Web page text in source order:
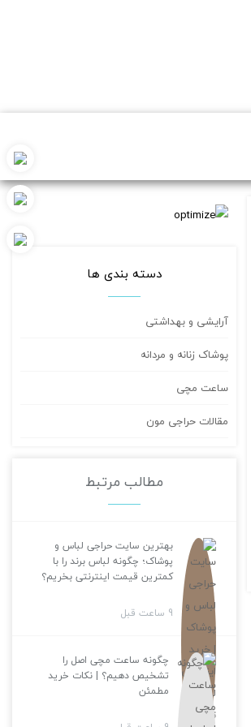
دسته بندی ها
آرایشی و بهداشتی
پوشاک زنانه و مردانه
ساعت مچی
مقالات حراجی مون
مطالب مرتبط
بهترین سایت حراجی لباس و
پوشاک؛ چگونه لباس برند را با
کمترین قیمت اینترنتی بخریم؟
9 ساعت قبل
چگونه ساعت مچی اصل را
تشخیص دهیم؟ | نکات خرید
مطمئن